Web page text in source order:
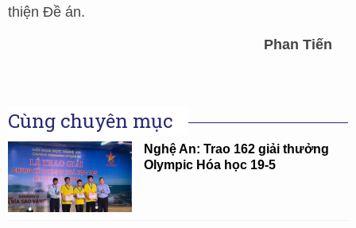
thiện Đề án.
Phan Tiến
Cùng chuyên mục
Nghệ An: Trao 162 giải thưởng
Olympic Hóa học 19-5